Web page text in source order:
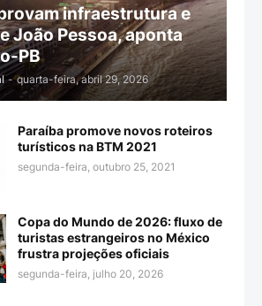
infraestrutura e
João Pessoa, aponta
PB
- quarta-feira, abril 29, 2026
Paraíba promove novos roteiros
turísticos na BTM 2021
segunda-feira, outubro 25, 2021
Copa do Mundo de 2026: fluxo de
turistas estrangeiros no México
frustra projeções oficiais
segunda-feira, julho 20, 2026